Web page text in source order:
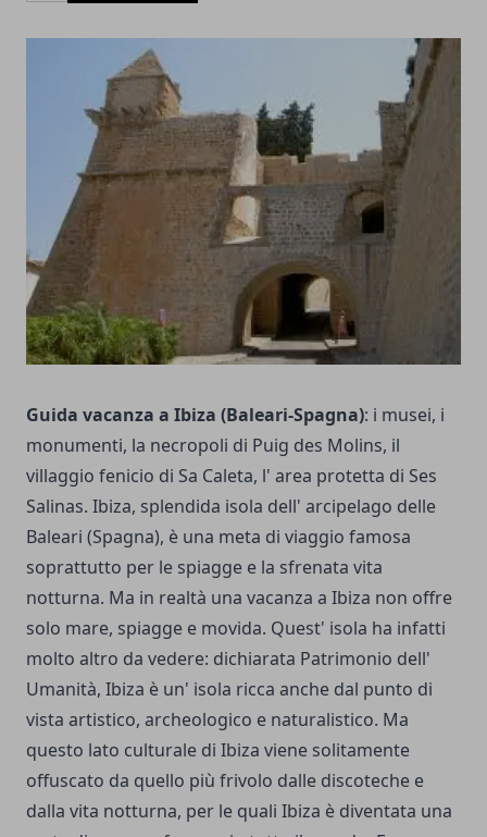
Guida vacanza a Ibiza (Baleari-Spagna): i musei, i
monumenti, la necropoli di Puig des Molins, il
villaggio fenicio di Sa Caleta, l' area protetta di Ses
Salinas. Ibiza, splendida isola dell' arcipelago delle
Baleari (Spagna), è una meta di viaggio famosa
soprattutto per le spiagge e la sfrenata vita
notturna. Ma in realtà una vacanza a Ibiza non offre
solo mare, spiagge e movida. Quest' isola ha infatti
molto altro da vedere: dichiarata Patrimonio dell'
Umanità, Ibiza è un' isola ricca anche dal punto di
vista artistico, archeologico e naturalistico. Ma
questo lato culturale di Ibiza viene solitamente
offuscato da quello più frivolo dalle discoteche e
dalla vita notturna, per le quali Ibiza è diventata una